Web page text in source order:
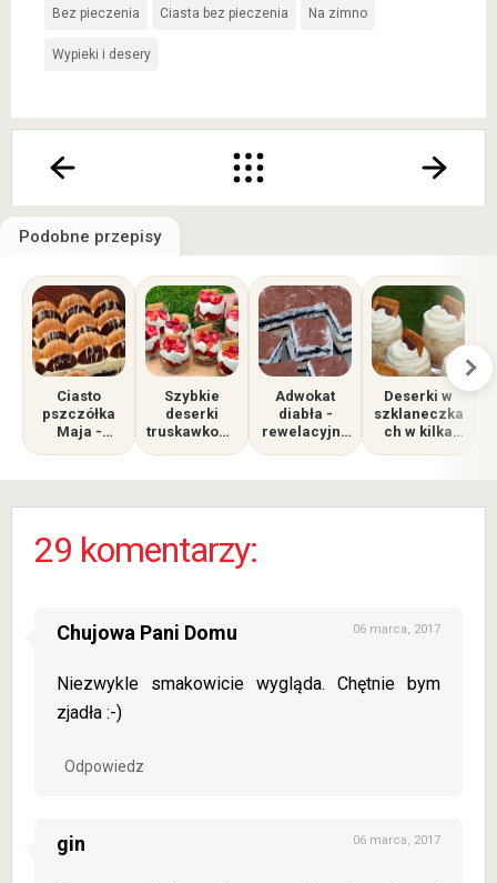
Bez pieczenia Ciasta bez pieczenia Na zimno
Wypieki i desery
Podobne przepisy
Ciasto
pszczółka
Maja -
smakiem,
Szybkie
deserki
truskawkowe
Adwokat
diabła -
rewelacyjne
które
Deserki w
szklaneczka
ch w kilka
słodki stół na
29 komentarzy:
Chujowa Pani Domu 06 marca, 2017
Niezwykle smakowicie wygląda. Chętnie bym
zjadła :-)
Odpowiedz
gin 06 marca, 2017